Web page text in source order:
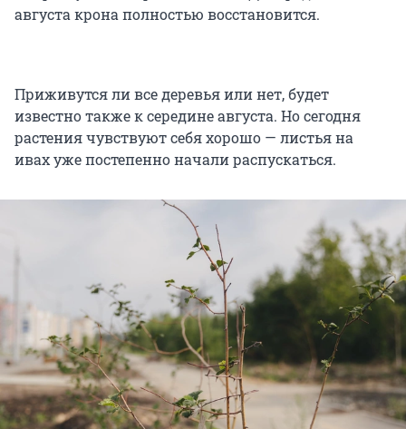
августа крона полностью восстановится.
Приживутся ли все деревья или нет, будет
известно также к середине августа. Но сегодня
растения чувствуют себя хорошо — листья на
ивах уже постепенно начали распускаться.